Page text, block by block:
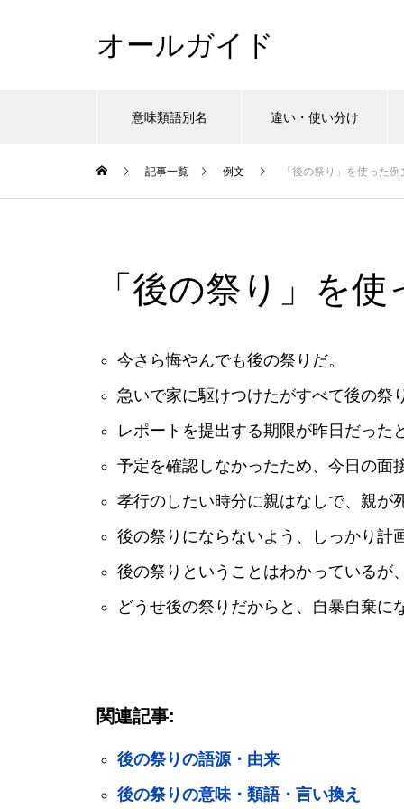
オールガイド
意味類語別名 違い・使い分け
記事一覧 例文 「後の祭り」を使った例
「後の祭り」を
今さら悔やんでも後の祭りだ。
急いで家に駆けつけたがすべて後の祭
レポートを提出する期限が昨日だった
予定を確認しなかったため、今日の面
孝行のしたい時分に親はなしで、親が
後の祭りにならないよう、しっかり計
後の祭りということはわかっているが
どうせ後の祭りだからと、自暴自棄に
関連記事:
後の祭りの語源・由来
後の祭りの意味・類語・言い換え